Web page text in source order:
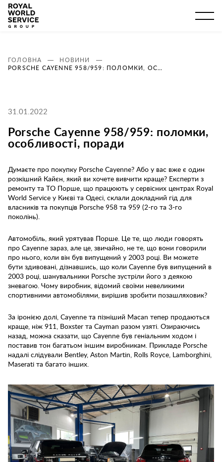
ГОЛОВНА
НОВИНИ
PORSCHE CAYENNE 958/959: ПОЛОМКИ, ОСОБЛИВОСТІ, ПОРАДИ
31.01.2022
Porsche Cayenne 958/959: поломки,
особливості, поради
Думаєте про покупку Porsche Cayenne? Або у вас вже є один
розкішний Кайєн, який ви хочете вивчити краще? Експерти з
ремонту та ТО Порше, що працюють у сервісних центрах Royal
World Service у Києві та Одесі, склали докладний гід для
власників та покупців Porsche 958 та 959 (2-го та 3-го
поколінь).
Автомобіль, який урятував Порше. Це те, що люди говорять
про Cayenne зараз, але це, звичайно, не те, що вони говорили
про нього, коли він був випущений у 2003 році. Ви можете
бути здивовані, дізнавшись, що коли Cayenne був випущений в
2003 році, шанувальники Porsche зустріли його з деякою
зневагою. Чому виробник, відомий своїми невеликими
спортивними автомобілями, вирішив зробити позашляховик?
За іронією долі, Cayenne та пізніший Macan тепер продаються
краще, ніж 911, Boxster та Cayman разом узяті. Озираючись
назад, можна сказати, що Cayenne був геніальним ходом і
поставив тон багатьом іншим виробникам. Прикладe Porsche
надалі слідували Bentley, Aston Martin, Rolls Royce, Lamborghini,
Maserati та багато інших.